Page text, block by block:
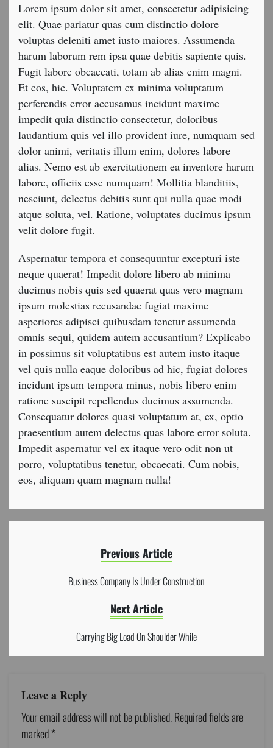
Lorem ipsum dolor sit amet, consectetur adipisicing
elit. Quae pariatur quas cum distinctio dolore
voluptas deleniti amet iusto maiores. Assumenda
harum laborum rem ipsa quae debitis sapiente quis.
Fugit labore obcaecati, totam ab alias enim magni.
Et eos, hic. Voluptatem ex minima voluptatum
perferendis error accusamus incidunt maxime
impedit quia distinctio consectetur, doloribus
laudantium quis vel illo provident iure, numquam sed
dolor animi, veritatis illum enim, dolores labore
alias. Nemo est ab exercitationem ea inventore harum
labore, officiis esse numquam! Mollitia blanditiis,
nesciunt, delectus debitis sunt qui nulla quae modi
atque soluta, vel. Ratione, voluptates ducimus ipsum
velit dolore fugit.
Aspernatur tempora et consequuntur excepturi iste
neque quaerat! Impedit dolore libero ab minima
ducimus nobis quis sed quaerat quas vero magnam
ipsum molestias recusandae fugiat maxime
asperiores adipisci quibusdam tenetur assumenda
omnis sequi, quidem autem accusantium? Explicabo
in possimus sit voluptatibus est autem iusto itaque
vel quis nulla eaque doloribus ad hic, fugiat dolores
incidunt ipsum tempora minus, nobis libero enim
ratione suscipit repellendus ducimus assumenda.
Consequatur dolores quasi voluptatum at, ex, optio
praesentium autem delectus quas labore error soluta.
Impedit aspernatur vel ex itaque vero odit non ut
porro, voluptatibus tenetur, obcaecati. Cum nobis,
eos, aliquam quam magnam nulla!
Previous Article
Business Company Is Under Construction
Next Article
Carrying Big Load On Shoulder While
Leave a Reply
Your email address will not be published.Required fields are
marked*